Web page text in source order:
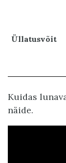
Üllatusvõit
Kuidas
näide.